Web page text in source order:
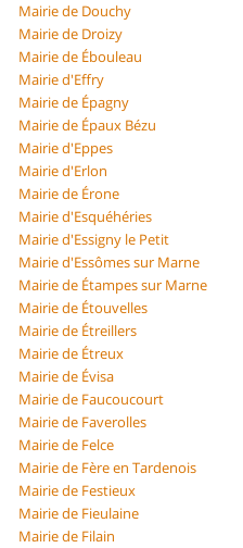
Mairie de Douchy
Mairie de Droizy
Mairie de Ébouleau
Mairie d'Effry
Mairie de Épagny
Mairie de Épaux Bézu
Mairie d'Eppes
Mairie d'Erlon
Mairie de Érone
Mairie d'Esquéhéries
Mairie d'Essigny le Petit
Mairie d'Essômes sur Marne
Mairie de Étampes sur Marne
Mairie de Étouvelles
Mairie de Étreillers
Mairie de Étreux
Mairie de Évisa
Mairie de Faucoucourt
Mairie de Faverolles
Mairie de Felce
Mairie de Fère en Tardenois
Mairie de Festieux
Mairie de Fieulaine
Mairie de Filain